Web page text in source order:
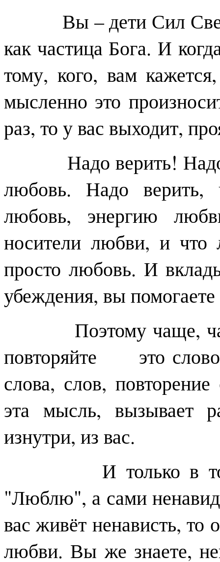
Вы – дети Сил Света,
как частица Бога. И
тому, кого, вам
мысленно это
раз, то у вас выходит,
Надо верить! Надо
любовь. Надо верить,
любовь, энергию
носители любви, и что
просто любовь. И
убеждения, вы
Поэтому чаще,
повторяйте это
слова, слов,
эта мысль, вызывает
изнутри, из вас.
И только в том
"Люблю", а сами
вас живёт ненависть, то
любви. Вы же знаете,